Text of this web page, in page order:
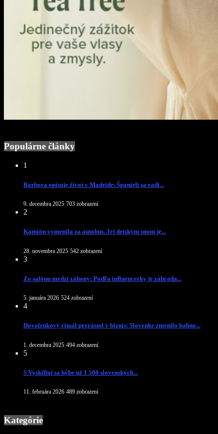
Populárne články
1
Barbora opisuje život v Madride: Španieli sa radi...
9. decembra 2025 703 zobrazení
2
Kamión vymenila za autobus. Jej detským snom je...
28. novembra 2025 542 zobrazení
3
Zo salónu medzi záhony: Podľa influencerky je záhrada...
5. januára 2026 524 zobrazení
4
Dovolenkový rituál prerástol v biznis: Slovenke zmenilo bahno...
1. decembra 2025 494 zobrazení
5
S Vyskilluj sa hýbe už 1 500 slovenských...
11. februára 2026 489 zobrazení
Kategórie